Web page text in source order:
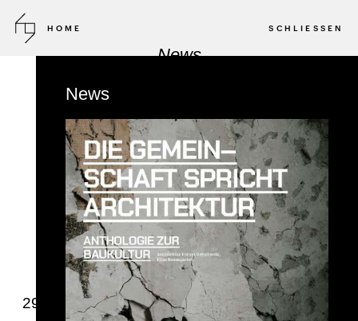
HOME SCHLIESSEN
News
News
29. Mai 2025, Hochhaus Müllerbräu Updates!